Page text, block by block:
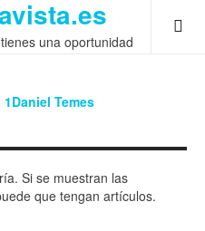
una oportunidad
Si se muestran las
que tengan artículos.